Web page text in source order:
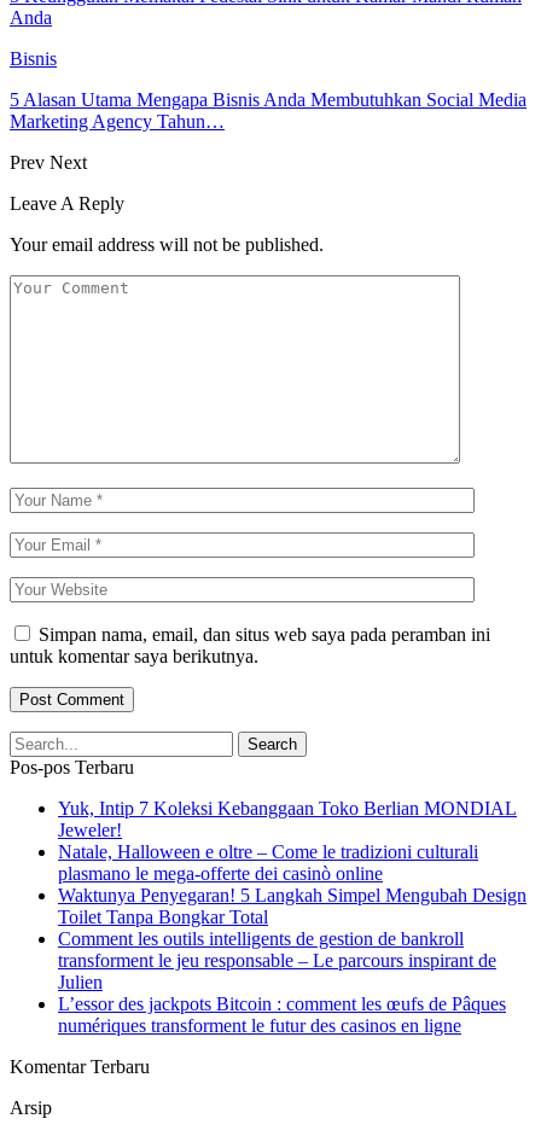
Anda
Bisnis
5 Alasan Utama Mengapa Bisnis Anda Membutuhkan Social Media
Marketing Agency Tahun…
Prev Next
Leave A Reply
Your email address will not be published.
Simpan nama, email, dan situs web saya pada peramban ini
untuk komentar saya berikutnya.
Pos-pos Terbaru
Yuk, Intip 7 Koleksi Kebanggaan Toko Berlian MONDIAL
Jeweler!
Natale, Halloween e oltre – Come le tradizioni culturali
plasmano le mega‑offerte dei casinò online
Waktunya Penyegaran! 5 Langkah Simpel Mengubah Design
Toilet Tanpa Bongkar Total
Comment les outils intelligents de gestion de bankroll
transforment le jeu responsable – Le parcours inspirant de
Julien
L’essor des jackpots Bitcoin : comment les œufs de Pâques
numériques transforment le futur des casinos en ligne
Komentar Terbaru
Arsip